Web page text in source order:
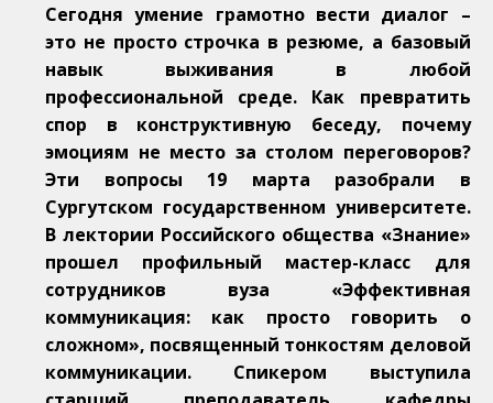
Сегодня умение грамотно вести диалог –
это не просто строчка в резюме, а базовый
навык выживания в любой
профессиональной среде. Как превратить
спор в конструктивную беседу, почему
эмоциям не место за столом переговоров?
Эти вопросы 19 марта разобрали в
Сургутском государственном университете.
В лектории Российского общества «Знание»
прошел профильный мастер-класс для
сотрудников вуза «Эффективная
коммуникация: как просто говорить о
сложном», посвященный тонкостям деловой
коммуникации. Спикером выступила